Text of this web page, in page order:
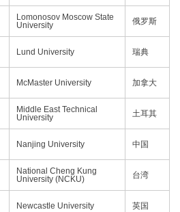
Lomonosov Moscow State
University
俄罗斯
Lund University 瑞典
McMaster University 加拿大
Middle East Technical
University
土耳其
Nanjing University 中国
National Cheng Kung
University (NCKU)
台湾
Newcastle University 英国